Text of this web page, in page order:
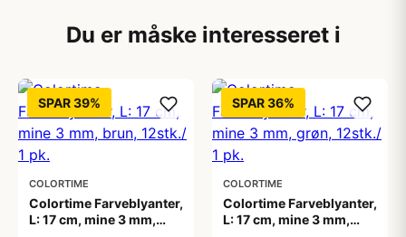
Du er måske interesseret i
SPAR 39%
COLORTIME
Colortime Farveblyanter,
L: 17 cm, mine 3 mm,
SPAR 36%
COLORTIME
Colortime Farveblyanter,
L: 17 cm, mine 3 mm,